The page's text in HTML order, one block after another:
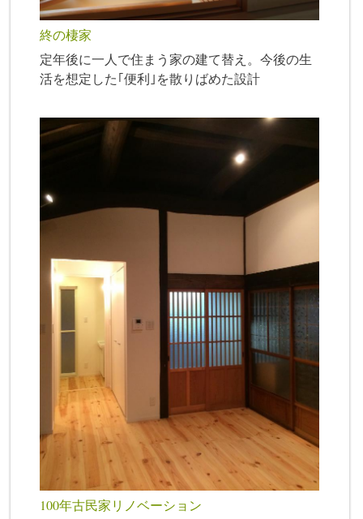
終の棲家
定年後に一人で住まう家の建て替え。今後の生
活を想定した｢便利｣を散りばめた設計
100年古民家リノベーション